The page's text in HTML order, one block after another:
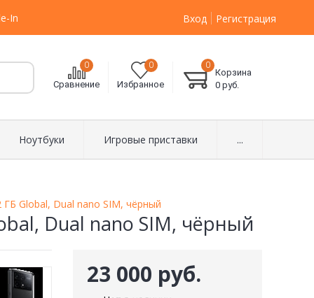
In Вход Регистрация
Сравнение
0
Избранное
0
Корзина
0
0 руб.
Ноутбуки Игровые приставки ...
Global, Dual nano SIM, чёрный
Dual nano SIM, чёрный
23 000 руб.